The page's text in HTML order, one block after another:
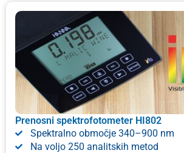
Prenosni spektrofotometer HI802
Spektralno območje 340–900 nm
Na voljo 250 analitskih metod